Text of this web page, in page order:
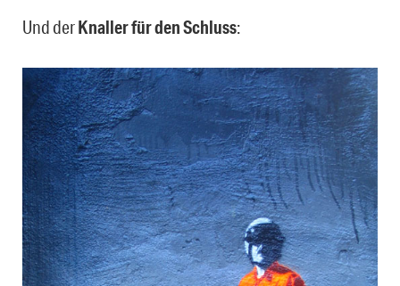
Und derKnaller für den Schluss: